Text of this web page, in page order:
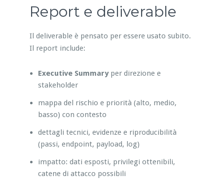
Report e deliverable
Il deliverable è pensato per essere usato subito.
Il report include:
Executive Summaryper direzione e
stakeholder
mappa del rischio e priorità (alto, medio,
basso) con contesto
dettagli tecnici, evidenze e riproducibilità
(passi, endpoint, payload, log)
impatto: dati esposti, privilegi ottenibili,
catene di attacco possibili